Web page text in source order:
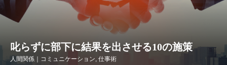
叱らずに部下に結果を出させる10の施策
人間関係｜コミュニケーション, 仕事術